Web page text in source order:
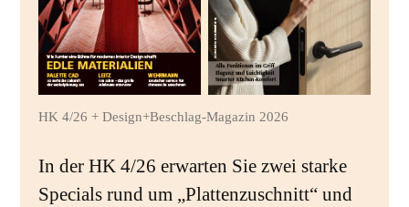
HK 4/26 + Design+Beschlag-Magazin 2026
In der HK 4/26 erwarten Sie zwei starke
Specials rund um „Plattenzuschnitt“ und